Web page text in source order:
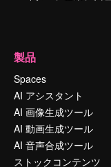
製品
Spaces
AI アシスタント
AI 画像生成ツール
AI 動画生成ツール
AI 音声合成ツール
ストックコンテンツ